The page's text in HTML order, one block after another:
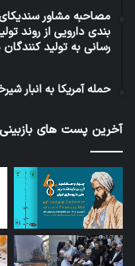
مصاحبه مشاور سندیکای
بندی دارویی از روند
رسانی به تولید
حمله آمریکا به انبار
آخرین پست های